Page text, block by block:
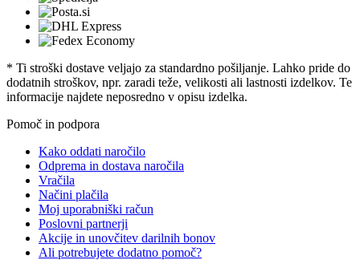
* Ti stroški dostave veljajo za standardno pošiljanje. Lahko pride do
dodatnih stroškov, npr. zaradi teže, velikosti ali lastnosti izdelkov. Te
informacije najdete neposredno v opisu izdelka.
Pomoč in podpora
Kako oddati naročilo
Odprema in dostava naročila
Vračila
Načini plačila
Moj uporabniški račun
Poslovni partnerji
Akcije in unovčitev darilnih bonov
Ali potrebujete dodatno pomoč?